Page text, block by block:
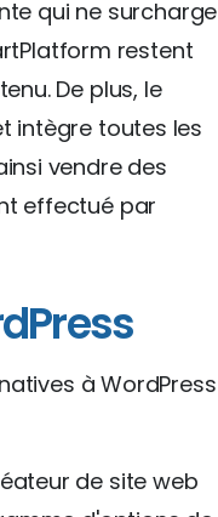
qui ne surcharge
restent
De plus, le
intègre toutes les
vendre des
effectué par
à WordPress
de site web